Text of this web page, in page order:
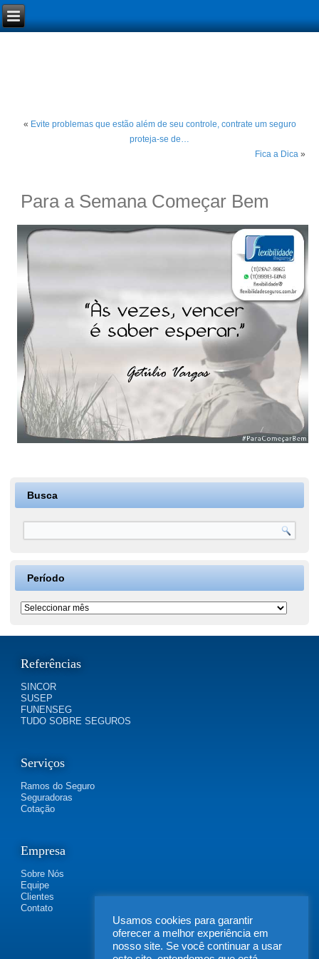
« Evite problemas que estão além de seu controle, contrate um seguro
proteja-se de…
Fica a Dica»
Para a Semana Começar Bem
Busca
Período
Período
Referências
SINCOR
SUSEP
FUNENSEG
TUDO SOBRE SEGUROS
Serviços
Ramos do Seguro
Seguradoras
Cotação
Empresa
Sobre Nós
Equipe
Clientes
Contato
Usamos cookies para garantir
oferecer a melhor experiência em
nosso site. Se você continuar a usar